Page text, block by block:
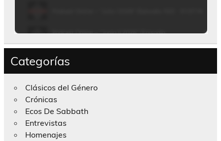
Categorías
Clásicos del Género
Crónicas
Ecos De Sabbath
Entrevistas
Homenajes